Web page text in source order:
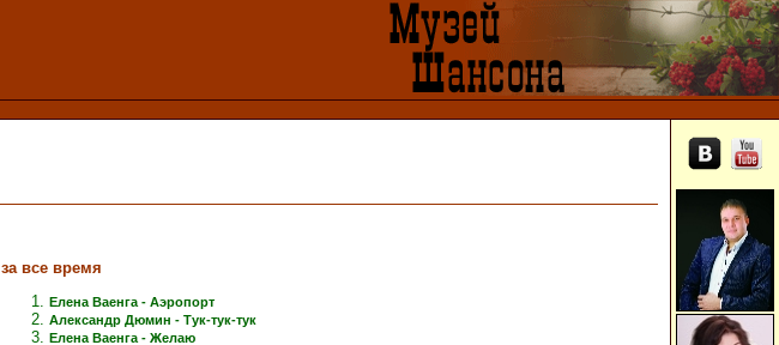
за все время
Елена Ваенга - Аэропорт
Александр Дюмин - Тук-тук-тук
Елена Ваенга - Желаю